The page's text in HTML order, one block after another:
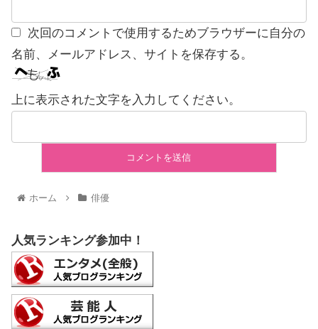
次回のコメントで使用するためブラウザーに自分の
名前、メールアドレス、サイトを保存する。
上に表示された文字を入力してください。
ホーム 俳優
人気ランキング参加中！